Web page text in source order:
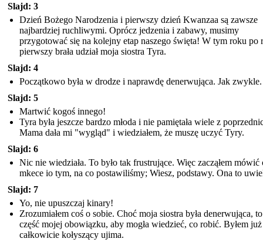
Slajd: 3
Dzień Bożego Narodzenia i pierwszy dzień Kwanzaa są zawsze
najbardziej ruchliwymi. Oprócz jedzenia i zabawy, musimy
przygotować się na kolejny etap naszego święta! W tym roku po
pierwszy brała udział moja siostra Tyra.
Slajd: 4
Początkowo była w drodze i naprawdę denerwująca. Jak zwykle.
Slajd: 5
Martwić kogoś innego!
Tyra była jeszcze bardzo młoda i nie pamiętała wiele z
Mama dała mi "wygląd" i wiedziałem, że muszę uczyć Tyry.
Slajd: 6
Nic nie wiedziała. To było tak frustrujące. Więc zacząłem mówić
mkece io tym, na co postawiliśmy; Wiesz, podstawy. Ona to
Slajd: 7
Yo, nie upuszczaj kinary!
Zrozumiałem coś o sobie. Choć moja siostra była denerwująca, to
część mojej obowiązku, aby mogła wiedzieć, co robić. Byłem już
całkowicie kołyszący ujima.